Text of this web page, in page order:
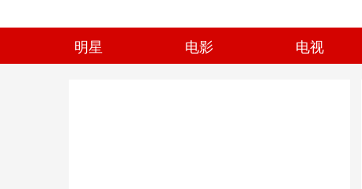
明星 电影 电视